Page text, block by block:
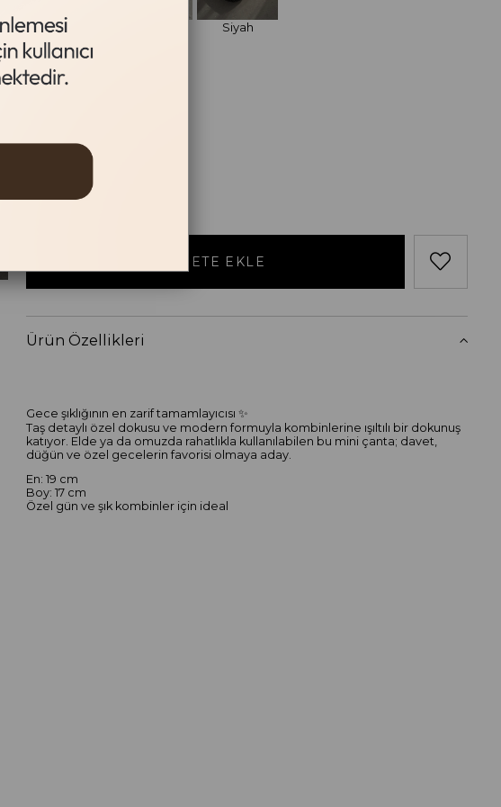
Gümüş Siyah
Beden Tablosu
Ürün Özellikleri
Gece şıklığının en zarif tamamlayıcısı ✨
Taş detaylı özel dokusu ve modern formuyla kombinlerine ışıltılı bir dokunuş
katıyor. Elde ya da omuzda rahatlıkla kullanılabilen bu mini çanta; davet,
düğün ve özel gecelerin favorisi olmaya aday.
En: 19 cm
Boy: 17 cm
Özel gün ve şık kombinler için ideal